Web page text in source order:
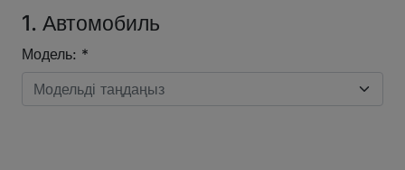
1. Автомобиль
Модель: *
Модельді таңдаңыз